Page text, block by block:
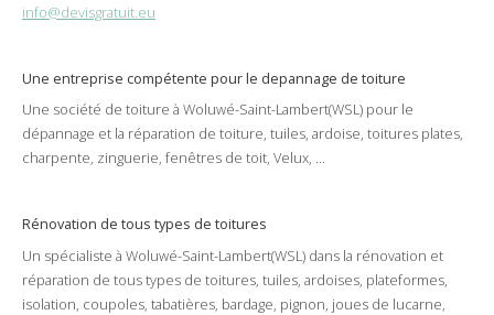
info@devisgratuit.eu
Une entreprise compétente pour le depannage de toiture
Une société de toiture à Woluwé-Saint-Lambert(WSL) pour le
dépannage et la réparation de toiture, tuiles, ardoise, toitures plates,
charpente, zinguerie, fenêtres de toit, Velux, ...
Rénovation de tous types de toitures
Un spécialiste à Woluwé-Saint-Lambert(WSL) dans la rénovation et
réparation de tous types de toitures, tuiles, ardoises, plateformes,
isolation, coupoles, tabatières, bardage, pignon, joues de lucarne,